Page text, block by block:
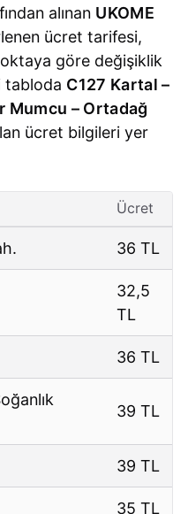
alınan UKOME
ücret tarifesi,
göre değişiklik
tabloda C127 Kartal –
Mumcu – Ortadağ
ücret bilgileri yer
Ücret
36 TL
32,5
TL
36 TL
39 TL
39 TL
35 TL